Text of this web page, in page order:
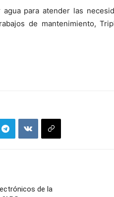
agua para atender las
de mantenimiento,
de la